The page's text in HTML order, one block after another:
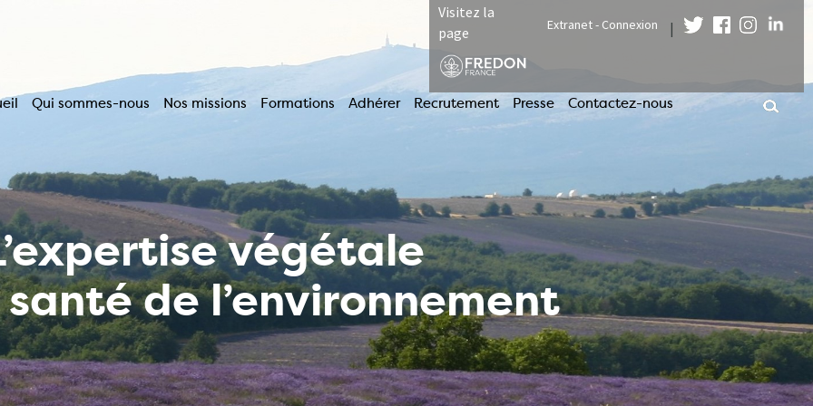
Visitez la
page
Extranet - Connexion |
Qui sommes-nous Nos missions Formations Adhérer Recrutement Presse Contactez-nous
végétale
de l’environnement